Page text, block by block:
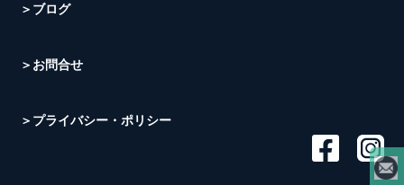
＞ブログ
＞お問合せ
＞プライバシー・ポリシー